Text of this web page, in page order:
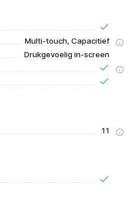
Multi-touch, Capacitief
Drukgevoelig in-screen
11